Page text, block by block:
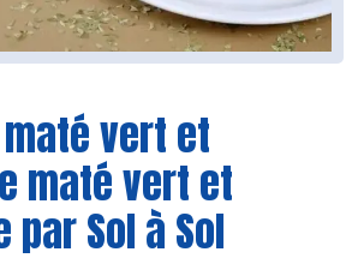
vert et
maté vert et
par Sol à Sol